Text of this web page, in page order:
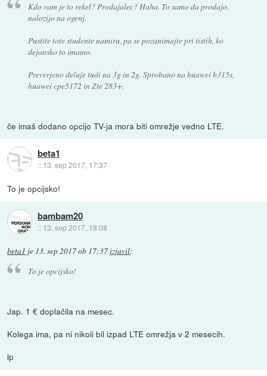
Kdo vam je to rekel? Prodajalec? Haha. To samo da prodajo,
nalozijo na ogenj.
Pustite tote studente namiru, pa se pozanimajte pri tistih, ko
dejansko to imamo.
Preverjeno deluje tudi na 3g in 2g. Sprobano na huawei b315s,
huawei cpe5172 in Zte 283+.
če imaš dodano opcijo TV-ja mora biti omrežje vedno LTE.
beta1
:: 13. sep 2017, 17:37
To je opcijsko!
bambam20
:: 13. sep 2017, 18:08
beta1 je 13. sep 2017 ob 17:37izjavil:
To je opcijsko!
Jap. 1 € doplačila na mesec.
Kolega ima, pa ni nikoli bil izpad LTE omrežja v 2 mesecih.
lp